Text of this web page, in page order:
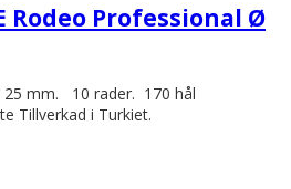
Rodeo Professional Ø
25 mm. 10 rader. 170 hål
Tillverkad i Turkiet.